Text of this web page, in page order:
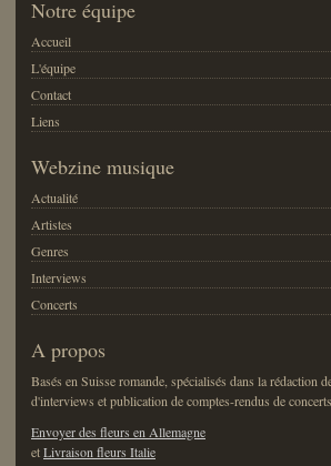
Notre équipe
Accueil
L'équipe
Contact
Liens
Webzine musique
Actualité
Artistes
Genres
Interviews
Concerts
A propos
Basés en Suisse romande, spécialisés dans la rédaction
d'interviews et publication de comptes-rendus de
Envoyer des fleurs en Allemagne
etLivraison fleurs Italie